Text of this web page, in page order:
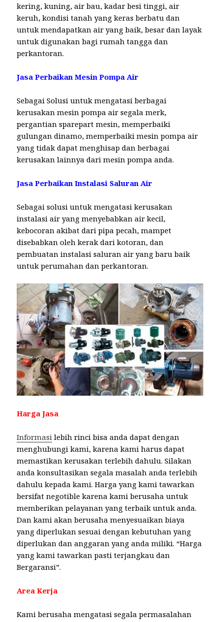
kering, kuning, air bau, kadar besi tinggi, air
keruh, kondisi tanah yang keras berbatu dan
untuk mendapatkan air yang baik, besar dan layak
untuk digunakan bagi rumah tangga dan
perkantoran.
Jasa Perbaikan Mesin Pompa Air
Sebagai Solusi untuk mengatasi berbagai
kerusakan mesin pompa air segala merk,
pergantian sparepart mesin, memperbaiki
gulungan dinamo, memperbaiki mesin pompa air
yang tidak dapat menghisap dan berbagai
kerusakan lainnya dari mesin pompa anda.
Jasa Perbaikan Instalasi Saluran Air
Sebagai solusi untuk mengatasi kerusakan
instalasi air yang menyebabkan air kecil,
kebocoran akibat dari pipa pecah, mampet
disebabkan oleh kerak dari kotoran, dan
pembuatan instalasi saluran air yang baru baik
untuk perumahan dan perkantoran.
Harga Jasa
Informasi lebih rinci bisa anda dapat dengan
menghubungi kami, karena kami harus dapat
memastikan kerusakan terlebih dahulu. Silakan
anda konsultasikan segala masalah anda terlebih
dahulu kepada kami. Harga yang kami tawarkan
bersifat negotible karena kami berusaha untuk
memberikan pelayanan yang terbaik untuk anda.
Dan kami akan berusaha menyesuaikan biaya
yang diperlukan sesuai dengan kebutuhan yang
diperlukan dan anggaran yang anda miliki. “Harga
yang kami tawarkan pasti terjangkau dan
Bergaransi”.
Area Kerja
Kami berusaha mengatasi segala permasalahan